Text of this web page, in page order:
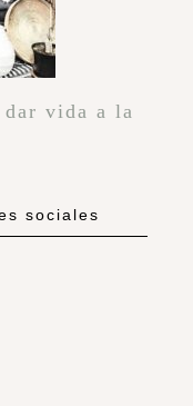
vida a la
sociales